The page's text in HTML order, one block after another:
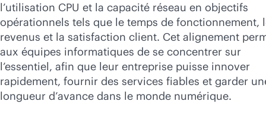
l’utilisation CPU et la capacité réseau en objectifs
opérationnels tels que le temps de fonctionnement,
revenus et la satisfaction client. Cet alignement
aux équipes informatiques de se concentrer sur
l’essentiel, afin que leur entreprise puisse innover
rapidement, fournir des services fiables et garder
longueur d’avance dans le monde numérique.